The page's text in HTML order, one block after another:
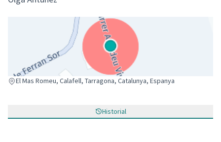
El Mas Romeu, Calafell, Tarragona, Catalunya, Espanya
(Enlace externo)
Historial